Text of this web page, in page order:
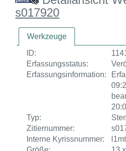
s017920
Werkzeuge
ID:
Erfassungsstatus:
Erfassungsinformation:
Typ:
Zitiernummer:
Interne Kyrissnummer: